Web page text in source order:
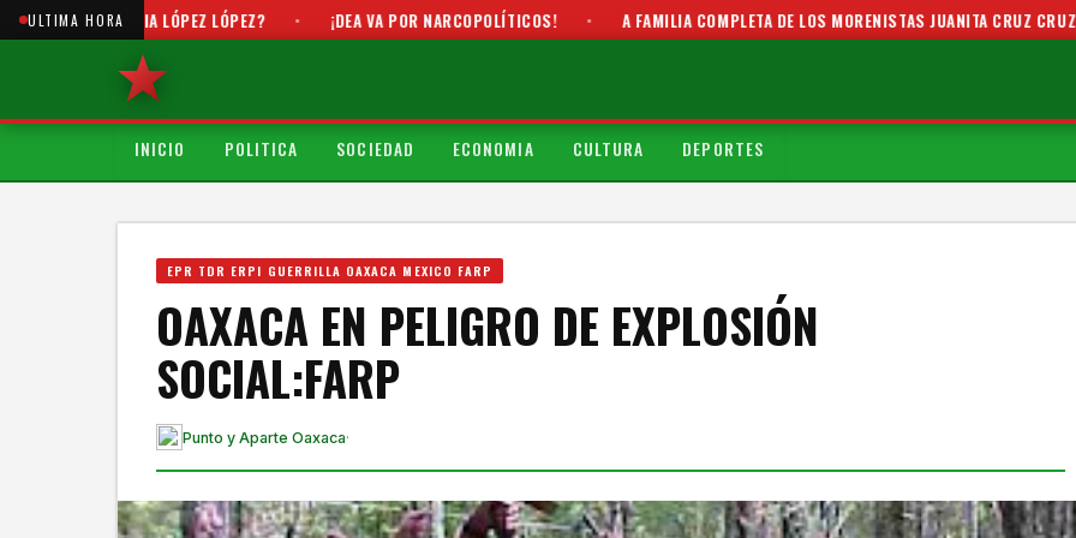
ULTIMA HORA
LÓPEZ LÓPEZ? • ¡DEA VA POR NARCOPOLÍTICOS! • A FAMILIA COMPLETA DE LOS MORENISTAS JUANITA CRUZ CRUZ Y PEDRO
INICIO POLITICA SOCIEDAD ECONOMIA CULTURA DEPORTES
EPR TDR ERPI GUERRILLA OAXACA MEXICO FARP
OAXACA EN PELIGRO DE EXPLOSIÓN
SOCIAL:FARP
Punto y Aparte Oaxaca·